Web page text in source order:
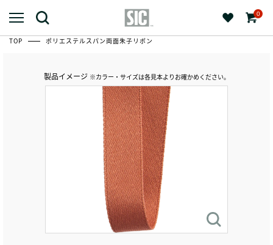
0
TOP ポリエステルスパン両面朱子リボン
製品イメージ ※カラー・サイズは各見本よりお確かめください。